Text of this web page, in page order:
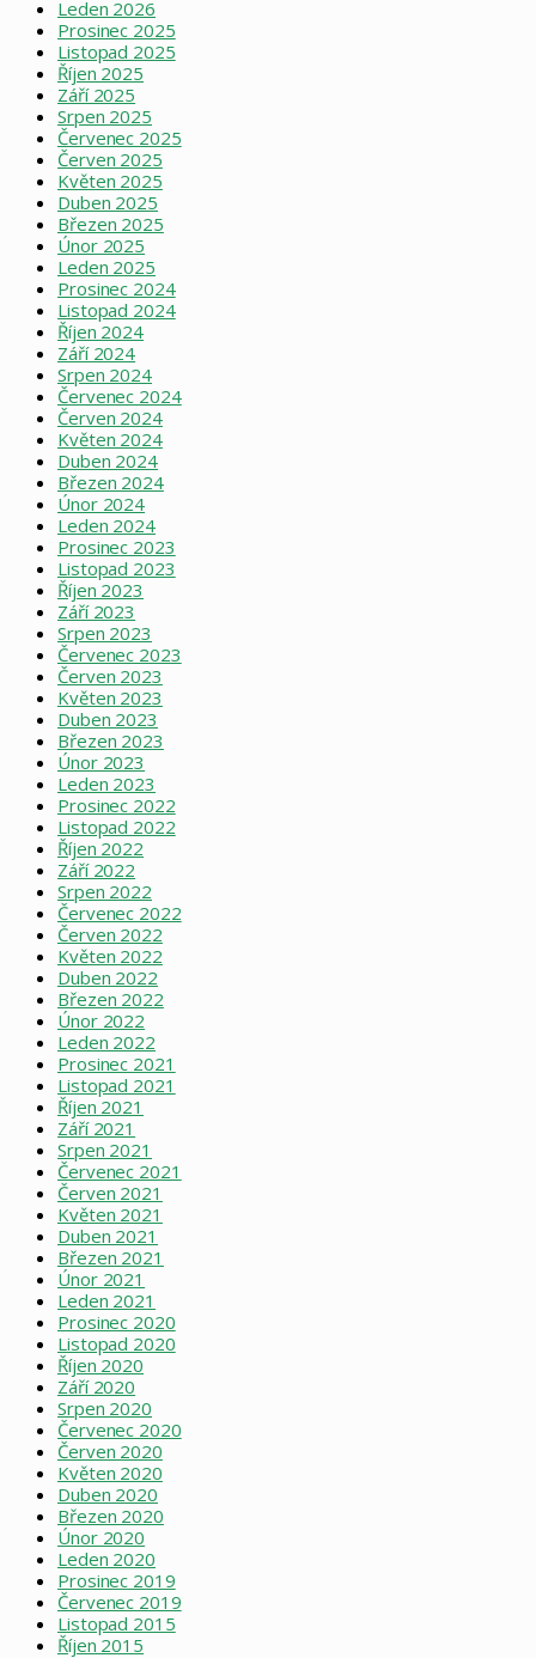
Leden 2026
Prosinec 2025
Listopad 2025
Říjen 2025
Září 2025
Srpen 2025
Červenec 2025
Červen 2025
Květen 2025
Duben 2025
Březen 2025
Únor 2025
Leden 2025
Prosinec 2024
Listopad 2024
Říjen 2024
Září 2024
Srpen 2024
Červenec 2024
Červen 2024
Květen 2024
Duben 2024
Březen 2024
Únor 2024
Leden 2024
Prosinec 2023
Listopad 2023
Říjen 2023
Září 2023
Srpen 2023
Červenec 2023
Červen 2023
Květen 2023
Duben 2023
Březen 2023
Únor 2023
Leden 2023
Prosinec 2022
Listopad 2022
Říjen 2022
Září 2022
Srpen 2022
Červenec 2022
Červen 2022
Květen 2022
Duben 2022
Březen 2022
Únor 2022
Leden 2022
Prosinec 2021
Listopad 2021
Říjen 2021
Září 2021
Srpen 2021
Červenec 2021
Červen 2021
Květen 2021
Duben 2021
Březen 2021
Únor 2021
Leden 2021
Prosinec 2020
Listopad 2020
Říjen 2020
Září 2020
Srpen 2020
Červenec 2020
Červen 2020
Květen 2020
Duben 2020
Březen 2020
Únor 2020
Leden 2020
Prosinec 2019
Červenec 2019
Listopad 2015
Říjen 2015